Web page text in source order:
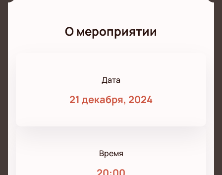
О мероприятии
Дата
21 декабря, 2024
Время